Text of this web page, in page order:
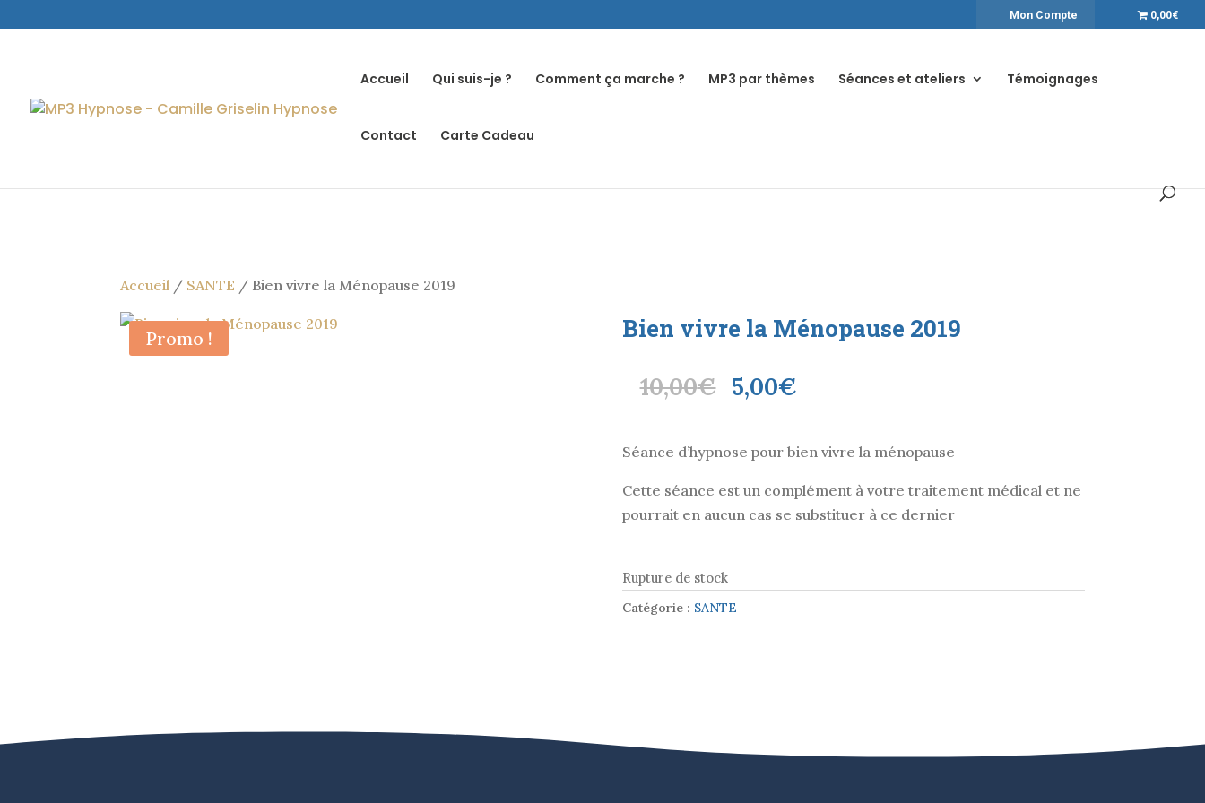
Mon Compte 0,00€
Accueil Qui suis-je ? Comment ça marche ? MP3 par thèmes Séances et ateliers Témoignages
Contact Carte Cadeau
Accueil / SANTE / Bien vivre la Ménopause 2019
Promo ! Bien vivre la Ménopause 2019
10,00€ Le
prix
était :
10,00€.
5,00€Le
est :
5,00€.
Séance d’hypnose pour bien vivre la ménopause
Cette séance est un complément à votre traitement médical et ne
pourrait en aucun cas se substituer à ce dernier
Rupture de stock
Catégorie : SANTE